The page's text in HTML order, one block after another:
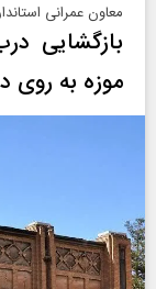
معاون عمرانی
بازگشایی
موزه به روی